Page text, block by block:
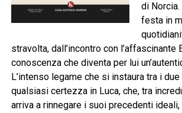
di Norcia.
festa in
stravolta, dall’incontro con l’affascinante
conoscenza che diventa per lui
L’intenso legame che si instaura tra i
qualsiasi certezza in Luca, che, tra
arriva a rinnegare i suoi precedenti ideali,